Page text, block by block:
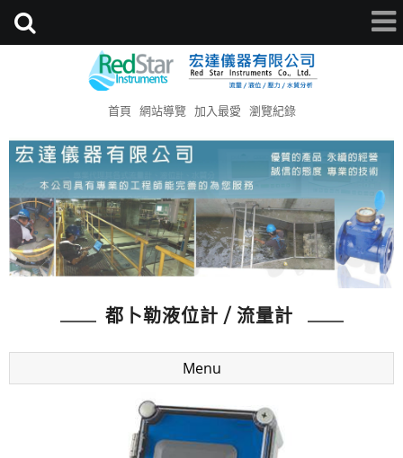
首頁 網站導覽 加入最愛 瀏覽紀錄
都卜勒液位計 / 流量計
Menu